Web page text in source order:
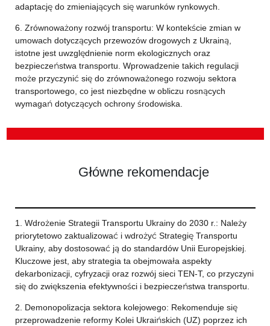
adaptację do zmieniających się warunków rynkowych.
6. Zrównoważony rozwój transportu: W kontekście zmian w
umowach dotyczących przewozów drogowych z Ukrainą,
istotne jest uwzględnienie norm ekologicznych oraz
bezpieczeństwa transportu. Wprowadzenie takich regulacji
może przyczynić się do zrównoważonego rozwoju sektora
transportowego, co jest niezbędne w obliczu rosnących
wymagań dotyczących ochrony środowiska.
Główne rekomendacje
1. Wdrożenie Strategii Transportu Ukrainy do 2030 r.: Należy
priorytetowo zaktualizować i wdrożyć Strategię Transportu
Ukrainy, aby dostosować ją do standardów Unii Europejskiej.
Kluczowe jest, aby strategia ta obejmowała aspekty
dekarbonizacji, cyfryzacji oraz rozwój sieci TEN-T, co przyczyni
się do zwiększenia efektywności i bezpieczeństwa transportu.
2. Demonopolizacja sektora kolejowego: Rekomenduje się
przeprowadzenie reformy Kolei Ukraińskich (UZ) poprzez ich